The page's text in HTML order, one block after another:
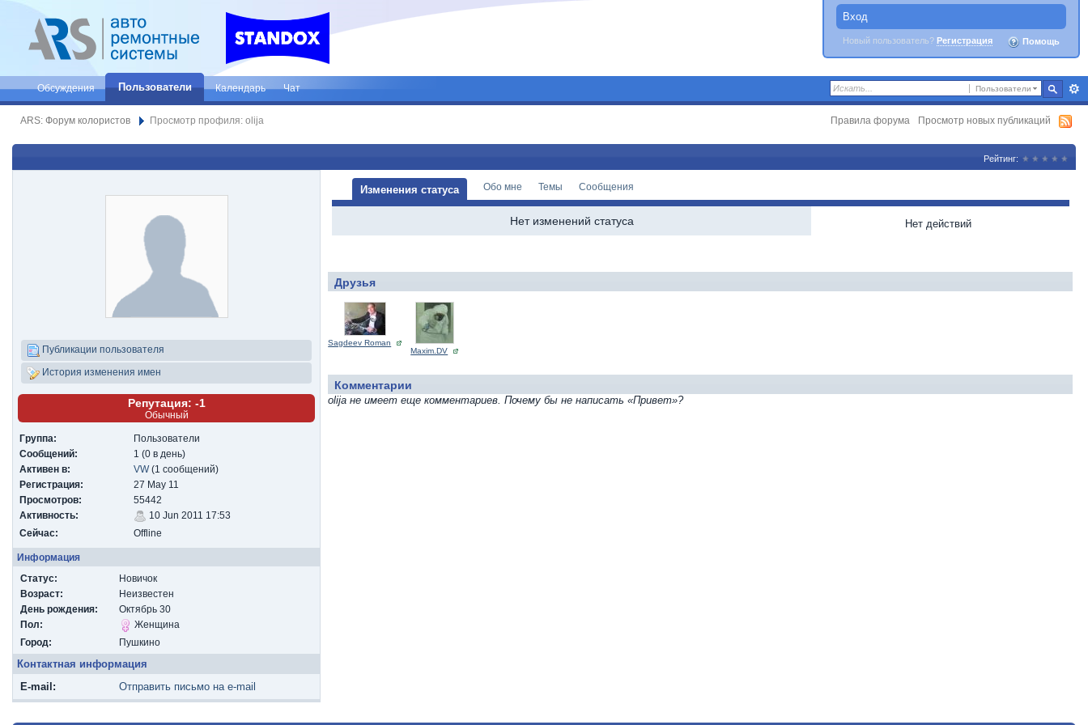
Вход
Новый пользователь? Регистрация Помощь
Пользователи
Обсуждения Пользователи Календарь Чат
ARS: Форум колористов Просмотр профиля: olija Правила форума Просмотр новых публикаций
Рейтинг:
Публикации пользователя
История изменения имен
Репутация: -1
Обычный
Группа:
Пользователи
Сообщений:
1 (0 в день)
Активен в:
VW(1 сообщений)
Регистрация:
27 May 11
Просмотров:
55442
Активность:
10 Jun 2011 17:53
Сейчас:
Offline
Информация
Статус:
Новичок
Возраст:
Неизвестен
День рождения:
Октябрь 30
Пол:
Женщина
Город:
Пушкино
Контактная информация
E-mail:
Отправить письмо на e-mail
Изменения статуса Обо мне Темы Сообщения
Нет изменений статуса Нет действий
Друзья
Sagdeev Roman
Maxim.DV
Комментарии
olija не имеет еще комментариев. Почему бы не написать «Привет»?